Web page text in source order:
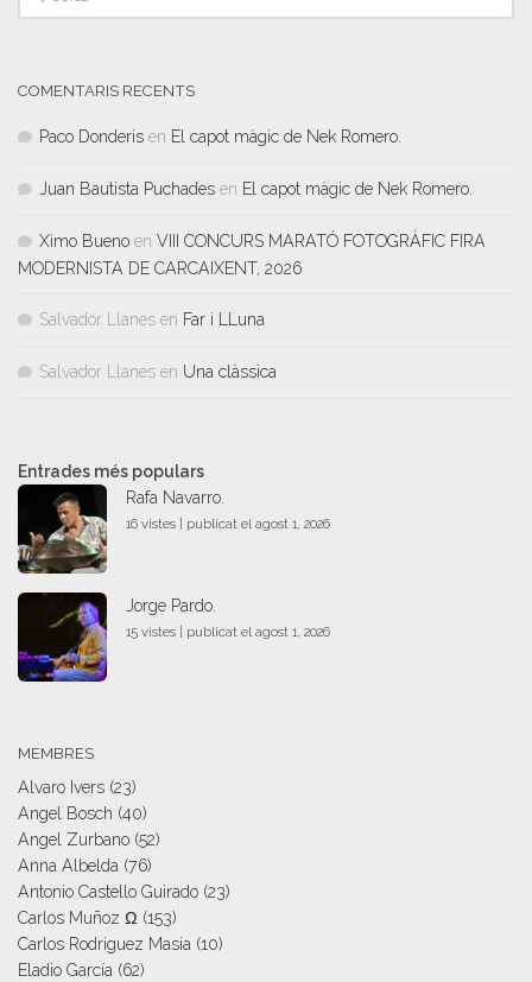
COMENTARIS RECENTS
Paco Donderis en El capot màgic de Nek Romero.
Juan Bautista Puchades en El capot màgic de Nek Romero.
Ximo Bueno en VIII CONCURS MARATÓ FOTOGRÀFIC FIRA
MODERNISTA DE CARCAIXENT, 2026
Salvador Llanes en Far i LLuna
Salvador Llanes en Una clàssica
Entrades més populars
Rafa Navarro.
16 vistes publicat el agost 1, 2026
Jorge Pardo.
15 vistes publicat el agost 1, 2026
MEMBRES
Alvaro Ivers (23)
Angel Bosch (40)
Angel Zurbano (52)
Anna Albelda (76)
Antonio Castello Guirado (23)
Carlos Muñoz Ω (153)
Carlos Rodriguez Masia (10)
Eladio García (62)